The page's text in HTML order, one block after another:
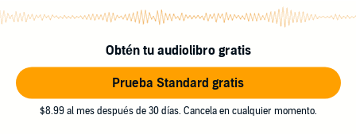
Obtén tu audiolibro gratis
Prueba Standard gratis
$8.99 al mes después de 30 días. Cancela en cualquier momento.